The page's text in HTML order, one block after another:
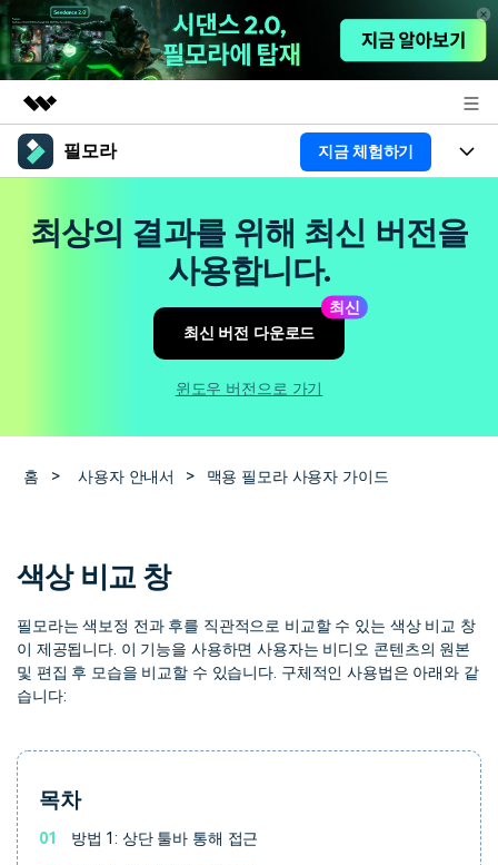
주요 제품
유틸리티
필모라 지금 체험하기
고객 지원
더 알아보기
가격
검색
최상의 결과를 위해 최신 버전을
사용합니다.
최신
최신 버전 다운로드
윈도우 버전으로 가기
홈 > 사용자 안내서 > 맥용 필모라 사용자 가이드
색상 비교 창
필모라는 색보정 전과 후를 직관적으로 비교할 수 있는 색상 비교 창
이 제공됩니다. 이 기능을 사용하면 사용자는 비디오 콘텐츠의 원본
및 편집 후 모습을 비교할 수 있습니다. 구체적인 사용법은 아래와 같
습니다:
목차
01 방법 1: 상단 툴바 통해 접근